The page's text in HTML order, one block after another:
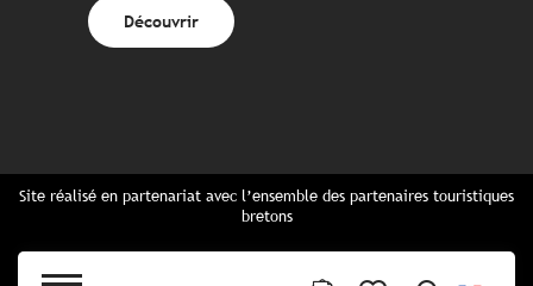
Découvrir
Site réalisé en partenariat avec l’ensemble des partenaires touristiques
bretons